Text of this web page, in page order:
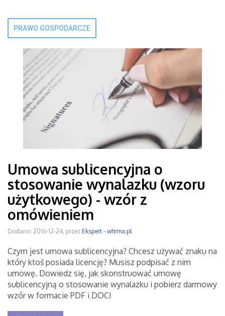
PRAWO GOSPODARCZE
Umowa sublicencyjna o
stosowanie wynalazku (wzoru
użytkowego) - wzór z
omówieniem
Dodano: 2016-12-24, przez Ekspert - wfirma.pl
Czym jest umowa sublicencyjna? Chcesz używać znaku na
który ktoś posiada licencję? Musisz podpisać z nim
umowę. Dowiedz się, jak skonstruować umowę
sublicencyjną o stosowanie wynalazku i pobierz darmowy
wzór w formacie PDF i DOC!